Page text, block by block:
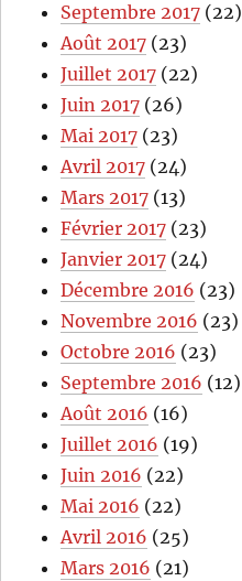
Septembre 2017 (22)
Août 2017 (23)
Juillet 2017 (22)
Juin 2017 (26)
Mai 2017 (23)
Avril 2017 (24)
Mars 2017 (13)
Février 2017 (23)
Janvier 2017 (24)
Décembre 2016 (23)
Novembre 2016 (23)
Octobre 2016 (23)
Septembre 2016 (12)
Août 2016 (16)
Juillet 2016 (19)
Juin 2016 (22)
Mai 2016 (22)
Avril 2016 (25)
Mars 2016 (21)